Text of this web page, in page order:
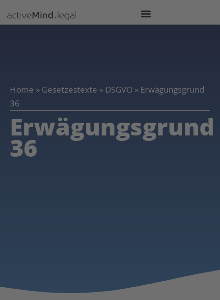
Home » Gesetzestexte » DSGVO » Erwägungsgrund
36
Erwägungsgrund
36